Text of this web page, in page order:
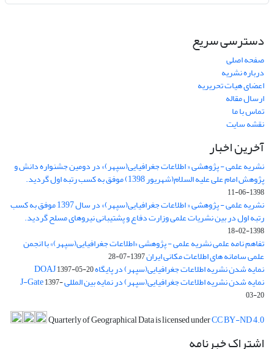
دسترسی سریع
صفحه اصلی
درباره نشریه
اعضای هیات تحریریه
ارسال مقاله
تماس با ما
نقشه سایت
آخرین اخبار
نشریه علمی - پژوهشی « اطلاعات جغرافیایی(سپهر)» در دومین جشنواره دانش و
پژوهش امام علی علیه السلام(شهریور 1398) موفق به کسب رتبه اول گردید.
1398-06-11
نشریه علمی - پژوهشی « اطلاعات جغرافیایی(سپهر)» در سال 1397 موفق به کسب
رتبه اول در بین نشریات علمی وزارت دفاع و پشتیبانی نیروهای مسلح گردید.
1398-02-18
تفاهم نامه علمی نشریه علمی - پژوهشی «اطلاعات جغرافیایی(سپهر)» با انجمن
علمی سامانه های اطلاعات مکانی ایران1397-07-28
نمایه شدن نشریه اطلاعات جغرافیایی(سپهر) در پایگاه DOAJ1397-05-20
نمایه شدن نشریه اطلاعات جغرافیایی(سپهر) در نمایه بین المللی J-Gate1397-
03-20
Quarterly of Geographical Data is licensed underCC BY-ND 4.0
اشتراک خبرنامه